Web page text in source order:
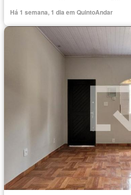
Há 1 semana, 1 dia em QuintoAndar